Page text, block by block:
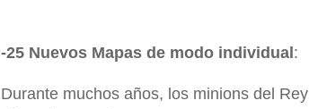
-25 Nuevos Mapas de modo individual :
Durante muchos años, los minions del